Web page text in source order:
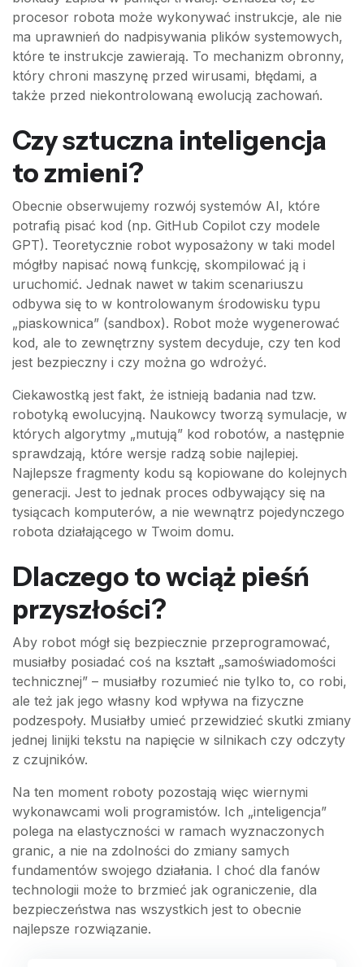
procesor robota może wykonywać instrukcje, ale nie
ma uprawnień do nadpisywania plików systemowych,
które te instrukcje zawierają. To mechanizm obronny,
który chroni maszynę przed wirusami, błędami, a
także przed niekontrolowaną ewolucją zachowań.
Czy sztuczna inteligencja
to zmieni?
Obecnie obserwujemy rozwój systemów AI, które
potrafią pisać kod (np. GitHub Copilot czy modele
GPT). Teoretycznie robot wyposażony w taki model
mógłby napisać nową funkcję, skompilować ją i
uruchomić. Jednak nawet w takim scenariuszu
odbywa się to w kontrolowanym środowisku typu
„piaskownica” (sandbox). Robot może wygenerować
kod, ale to zewnętrzny system decyduje, czy ten kod
jest bezpieczny i czy można go wdrożyć.
Ciekawostką jest fakt, że istnieją badania nad tzw.
robotyką ewolucyjną. Naukowcy tworzą symulacje, w
których algorytmy „mutują” kod robotów, a następnie
sprawdzają, które wersje radzą sobie najlepiej.
Najlepsze fragmenty kodu są kopiowane do kolejnych
generacji. Jest to jednak proces odbywający się na
tysiącach komputerów, a nie wewnątrz pojedynczego
robota działającego w Twoim domu.
Dlaczego to wciąż pieśń
przyszłości?
Aby robot mógł się bezpiecznie przeprogramować,
musiałby posiadać coś na kształt „samoświadomości
technicznej” – musiałby rozumieć nie tylko to, co robi,
ale też jak jego własny kod wpływa na fizyczne
podzespoły. Musiałby umieć przewidzieć skutki zmiany
jednej linijki tekstu na napięcie w silnikach czy odczyty
z czujników.
Na ten moment roboty pozostają więc wiernymi
wykonawcami woli programistów. Ich „inteligencja”
polega na elastyczności w ramach wyznaczonych
granic, a nie na zdolności do zmiany samych
fundamentów swojego działania. I choć dla fanów
technologii może to brzmieć jak ograniczenie, dla
bezpieczeństwa nas wszystkich jest to obecnie
najlepsze rozwiązanie.